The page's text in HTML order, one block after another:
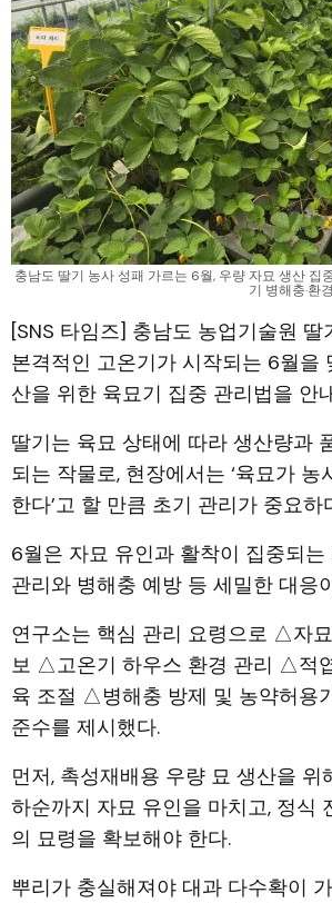
충남도 딸기 농사 성패 가르는 6월, 우량 자묘 생산 집
기 병해충·환
[SNS 타임즈] 충남도 농업기술원 딸
본격적인 고온기가 시작되는 6월을
산을 위한 육묘기 집중 관리법을 안
딸기는 육묘 상태에 따라 생산량과
되는 작물로, 현장에서는 ‘육묘가 농
한다’고 할 만큼 초기 관리가 중요하
6월은 자묘 유인과 활착이 집중되는
관리와 병해충 예방 등 세밀한 대응
연구소는 핵심 관리 요령으로 △자
보 △고온기 하우스 환경 관리 △적
육 조절 △병해충 방제 및 농약허용
준수를 제시했다.
먼저, 촉성재배용 우량 묘 생산을 위
하순까지 자묘 유인을 마치고, 정식
의 묘령을 확보해야 한다.
뿌리가 충실해져야 대과 다수확이